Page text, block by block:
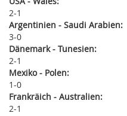
2 1
Argentinien - Saudi Arabien:
3 0
Dänemark - Tunesien:
2 1
Mexiko - Polen:
1 0
Frankräich - Australien:
2 1